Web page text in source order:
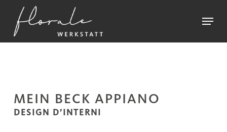
main
content
Menu
MEIN BECK APPIANO
DESIGN D’INTERNI
Menu